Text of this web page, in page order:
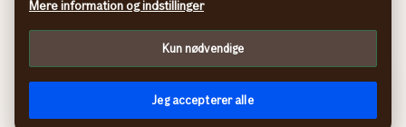
Cookies
Tilpas
In English
facebook
© If Skadeforsikring, filial af If Skadeförsäkring AB (publ),
Sverige, CVR-nr: 2420 3212
Mere information og indstillinger
Kun nødvendige
Jeg accepterer alle